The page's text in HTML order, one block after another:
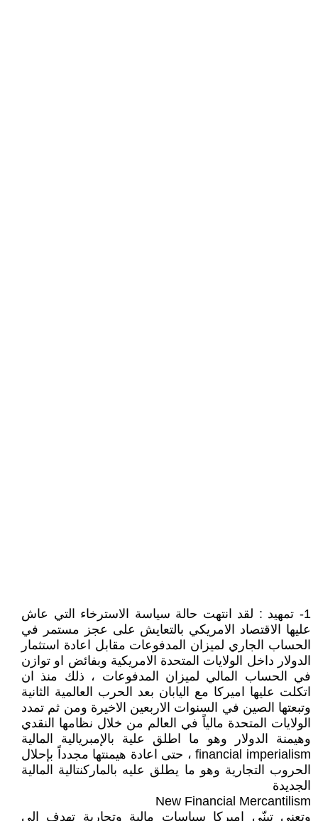
1- تمهيد : لقد انتهت حالة سياسة الاسترخاء التي عاش
عليها الاقتصاد الامريكي بالتعايش على عجز مستمر في
الحساب الجاري لميزان المدفوعات مقابل اعادة استثمار
الدولار داخل الولايات المتحدة الامريكية وبفائض او توازن
في الحساب المالي لميزان المدفوعات ، ذلك منذ ان
اتكلت عليها اميركا مع اليابان بعد الحرب العالمية الثانية
وتبعتها الصين في السنوات الاربعين الاخيرة ومن ثم تمدد
الولايات المتحدة مالياً في العالم من خلال نظامها النقدي
وهيمنة الدولار وهو ما اطلق علية بالإمبريالية المالية
financial imperialism ، حتى اعادة هيمنتها مجدداً بإحلال
الحروب التجارية وهو ما يطلق عليه بالماركنتالية المالية
الجديدة
وتعني تبنّي اميركا سياسات مالية وتجارية تهدف إلى